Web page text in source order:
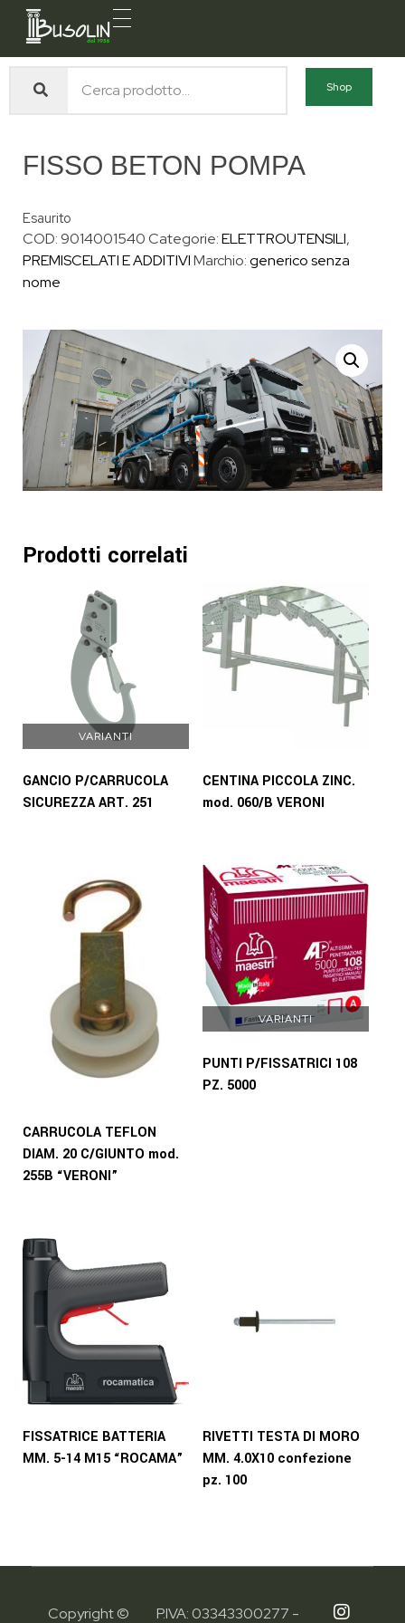
Busolin S.R.L.
Shop
FISSO BETON POMPA
Esaurito
COD:9014001540Categorie:ELETTROUTENSILI,
PREMISCELATI E ADDITIVIMarchio:generico senza
nome
Prodotti correlati
VARIANTI
GANCIO P/CARRUCOLA
SICUREZZA ART. 251
CENTINA PICCOLA ZINC.
mod. 060/B VERONI
CARRUCOLA TEFLON
DIAM. 20 C/GIUNTO mod.
255B “VERONI”
VARIANTI
PUNTI P/FISSATRICI 108
PZ. 5000
FISSATRICE BATTERIA
MM. 5-14 M15 “ROCAMA”
RIVETTI TESTA DI MORO
MM. 4.0X10 confezione
pz. 100
Copyright © P.IVA: 03343300277 -